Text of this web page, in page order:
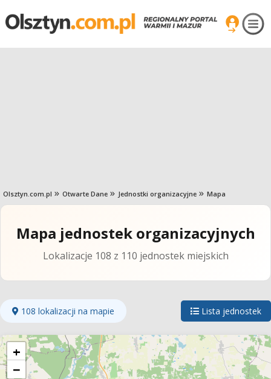
Olsztyn.com.pl Otwarte Dane Jednostki organizacyjne Mapa
Mapa jednostek organizacyjnych
Lokalizacje 108 z 110 jednostek miejskich
108 lokalizacji na mapie Lista jednostek
+
−